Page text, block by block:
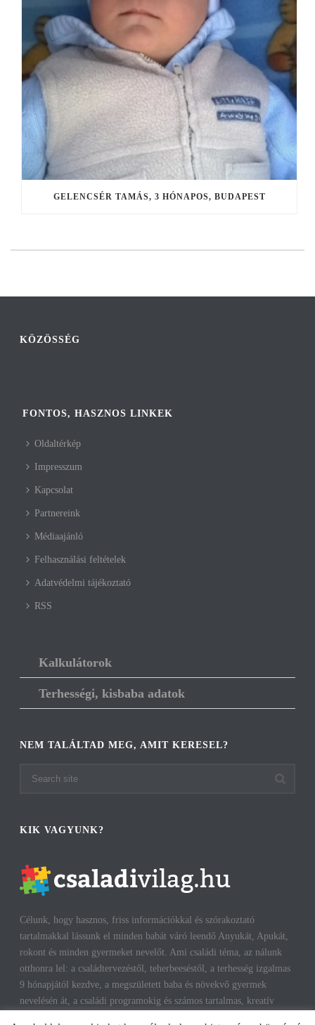
GELENCSÉR TAMÁS, 3 HÓNAPOS, BUDAPEST
KÖZÖSSÉG
FONTOS, HASZNOS LINKEK
Oldaltérkép
Impresszum
Kapcsolat
Partnereink
Médiaajánló
Felhasználási feltételek
Adatvédelmi tájékoztató
RSS
Kalkulátorok
Terhességi, kisbaba adatok
NEM TALÁLTAD MEG, AMIT KERESEL?
KIK VAGYUNK?
Célunk, hogy hasznos, friss információkkal és szórakoztató
tartalmakkal lássunk el minden babát váró leendő Anyukát, Apukát,
rokont és minden gyermeket nevelőt. Ami családi téma, az nálunk
otthonra lel: a családtervezéstől, teherbeeséstől, a terhesség izgalmas
9 hónapjától kezdve, a megszületett baba és növekvő gyermek
nevelésén át, a családi programokig és számos tartalmas, kreatív